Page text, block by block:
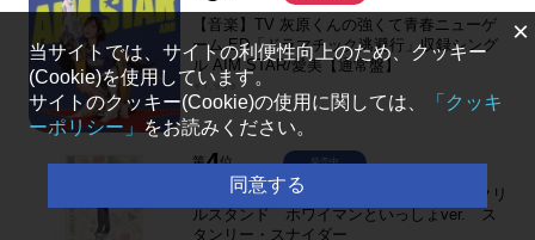
【音楽】TV 灰原くんの強くて青春ニューゲ
ーム ED「ドラマチック逃避行」収録シング
ル AIM STAR/愛美【通常盤】
￥1,999
第4位
【グッズ-スタンドポップ】Dr.STONE アクリ
ルスタンド ホワイマンといっしょver. ス
タンリー・スナイダー
発売中
×
当サイトでは、サイトの利便性向上のため、クッキー
(Cookie)を使用しています。
サイトのクッキー(Cookie)の使用に関しては、
「クッキ
ーポリシー」
をお読みください。
同意する